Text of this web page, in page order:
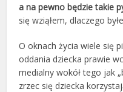
a na pewno będzie takie
się wziąłem, dlaczego
O oknach życia wiele się
oddania dziecka prawie
medialny wokół tego jak
zrzec się dziecka